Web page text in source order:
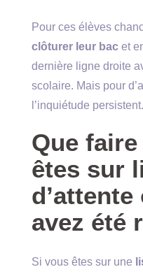
Pour ces élèves
clôturer leur bac et
dernière ligne droite
scolaire. Mais pour
l’inquiétude persistent.
Que
êtes sur
avez été
Si vous êtes sur une